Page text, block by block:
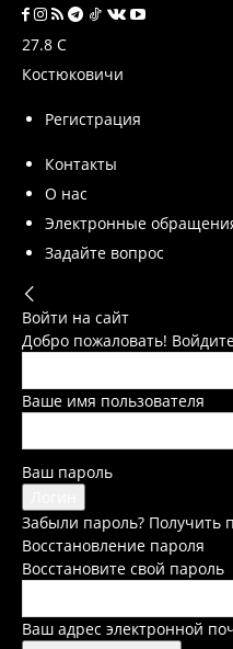
27.8 C
Костюковичи
Регистрация
Контакты
О нас
Электронные
Задайте вопрос
Войти на сайт
Добро пожаловать!
Ваше имя пользователя
Ваш пароль
Забыли пароль? Получить
Восстановление пароля
Восстановите свой пароль
Ваш адрес электронной